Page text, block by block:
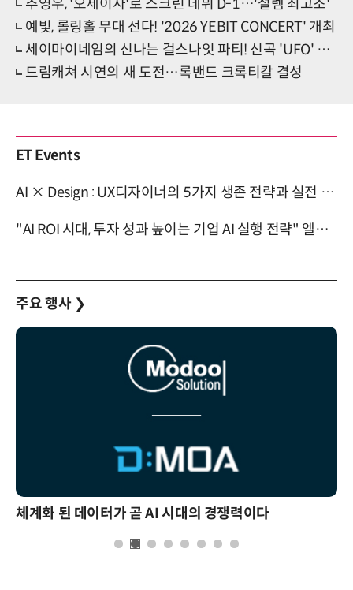
추영우, '오세이사'로 스크린 데뷔 D-1…'설렘 최고조'
예빛, 롤링홀 무대 선다! '2026 YEBIT CONCERT' 개최
세이마이네임의 신나는 걸스나잇 파티! 신곡 'UFO' 기대 증폭
드림캐쳐 시연의 새 도전…록밴드 크록티칼 결성
ET Events
AI × Design : UX디자이너의 5가지 생존 전략과 실전 대응 8월 28일 개최
"AI ROI 시대, 투자 성과 높이는 기업 AI 실행 전략" 엘타워 6층 (9월 18일)
주요 행사 ❯
체계화 된 데이터가 곧 AI 시대의 경쟁력이다